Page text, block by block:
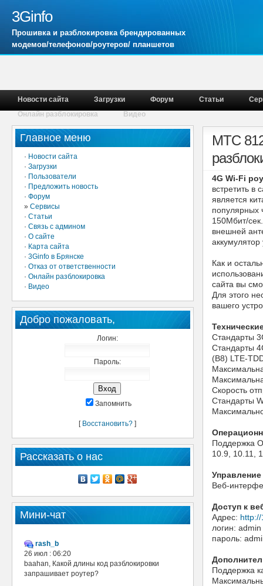
3Ginfo
Прошивка и разблокировка брендированных
модемов/телефонов/роутеров/ планшетов
Новости сайта Загрузки Форум Статьи
Онлайн разблокировка
Видео
Главное меню
· Новости сайта
· Загрузки
· Пользователи
· Предложить новость
· Форум
» Сервисы
· Статьи
· Связь с админом
· О сайте
· Карта сайта
· 3Ginfo в Брянске
· Отказ от ответственности
· Онлайн разблокировка
· Видео
Добро пожаловать,
Логин:
Пароль:
Запомнить
[ Восстановить?]
Рассказать о нас
Мини-чат
rash_b
26 июл : 06:20
baahan, Какой длины код разблокировки
запрашивает роутер?
МТС
4G Wi-Fi
встретить в
является
популярных
150Мбит/
внешней
Как и
сайта вы
Для этого
вашего
Стандарты
Стандарты
(B8) LTE-
Скорость
Стандарты
Поддержка
10.9, 10.11,
Веб-
Доступ к
Адрес:
логин: admin
пароль:
Поддержка